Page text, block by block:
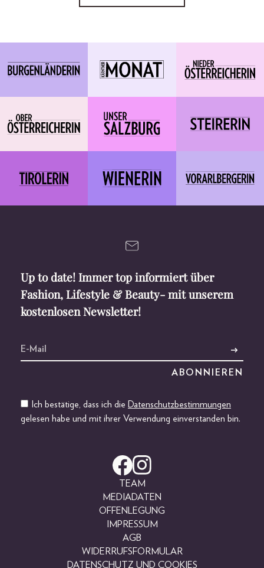
Up to date! Immer top informiert über
Fashion, Lifestyle & Beauty- mit unserem
kostenlosen Newsletter!
Ich bestätige, dass ich die Datenschutzbestimmungen
gelesen habe und mit ihrer Verwendung einverstanden bin.
TEAM
MEDIADATEN
OFFENLEGUNG
IMPRESSUM
AGB
WIDERRUFSFORMULAR
DATENSCHUTZ UND COOKIES